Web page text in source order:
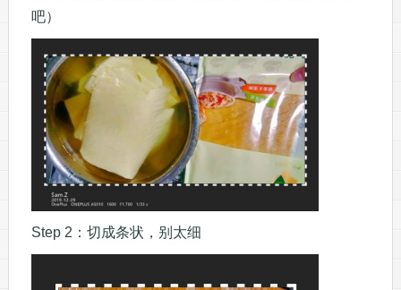
吧）
Step 2：切成条状，别太细